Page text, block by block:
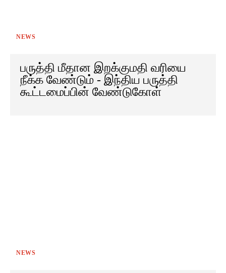
NEWS
பருத்தி மீதான இறக்குமதி வரியை
நீக்க வேண்டும் - இந்திய பருத்தி
கூட்டமைப்பின் வேண்டுகோள்
NEWS